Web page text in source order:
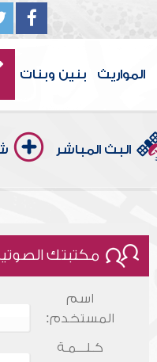
المواريث بنين وبنات
البث المباشر
مكتبتك
اسم
المستخدم:
كـلـــمـة